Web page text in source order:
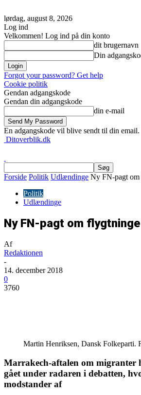
lørdag, august 8, 2026
Log ind
Velkommen! Log ind på din konto
dit brugernavn
Din
Forgot your password? Get help
Cookie politik
Gendan adgangskode
Gendan din adgangskode
din e-mail
En adgangskode vil blive sendt til din email.
Ditoverblik.dk
Forside Politik Udlændinge Ny FN-pagt om
Politik
Udlændinge
Ny FN-pagt om
Af
Redaktionen
-
14. december 2018
0
3760
Martin Henriksen, Dansk Folkeparti.
Marrakech-aftalen om migranter
gået under radaren i debatten,
modstander af